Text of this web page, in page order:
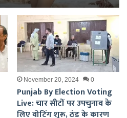
November 20, 2024 0
Punjab By Election Voting
Live: चार सीटों पर उपचुनाव के
लिए वोटिंग शुरू, ठंड के कारण